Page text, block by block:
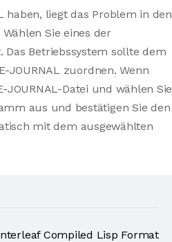
haben, liegt das Problem in den
Sie eines der
Betriebssystem sollte dem
JOURNAL zuordnen. Wenn
Datei und wählen Sie
aus und bestätigen Sie den
mit dem ausgewählten
Compiled Lisp Format